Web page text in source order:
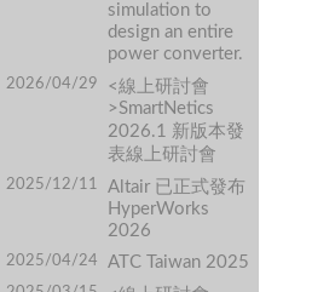
simulation to
design an entire
power converter.
2026/04/29
<線上研討會
>SmartNetics
2026.1 新版本發
表線上研討會
2025/12/11
Altair 已正式發布
HyperWorks
2026
2025/04/24 ATC Taiwan 2025